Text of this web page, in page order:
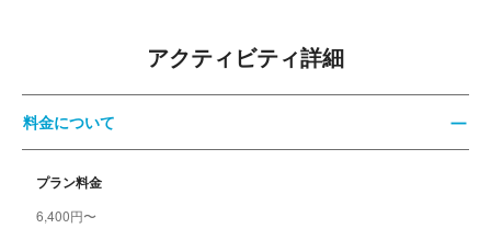
アクティビティ詳細
料金について
プラン料金
6,400円〜